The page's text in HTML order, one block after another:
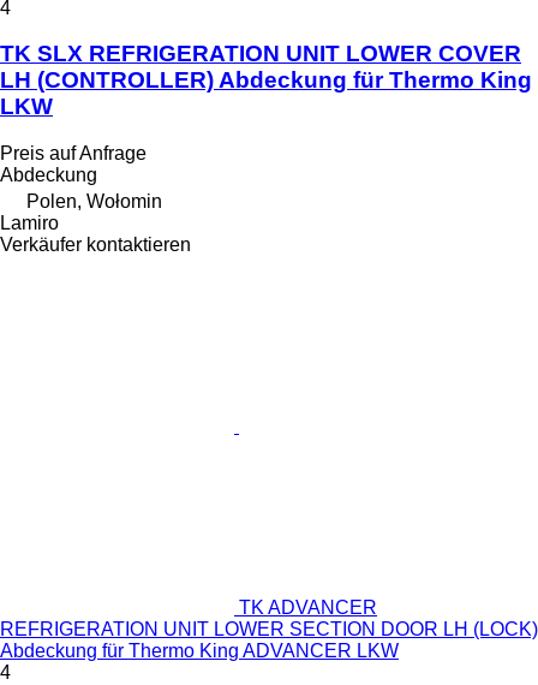
4
TK SLX REFRIGERATION UNIT LOWER COVER
LH (CONTROLLER) Abdeckung für Thermo King
LKW
Preis auf Anfrage
Abdeckung
Polen, Wołomin
Lamiro
Verkäufer kontaktieren
TK ADVANCER
REFRIGERATION UNIT LOWER SECTION DOOR LH (LOCK)
Abdeckung für Thermo King ADVANCER LKW
4